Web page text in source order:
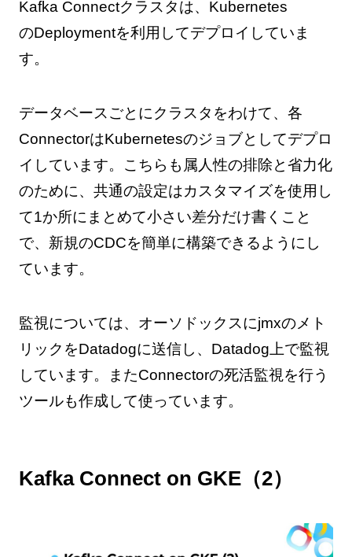
Kafka Connectクラスタは、Kubernetes
のDeploymentを利用してデプロイしていま
す。
データベースごとにクラスタをわけて、各
ConnectorはKubernetesのジョブとしてデプロ
イしています。こちらも属人性の排除と省力化
のために、共通の設定はカスタマイズを使用し
て1か所にまとめて小さい差分だけ書くこと
で、新規のCDCを簡単に構築できるようにし
ています。
監視については、オーソドックスにjmxのメト
リックをDatadogに送信し、Datadog上で監視
しています。またConnectorの死活監視を行う
ツールも作成して使っています。
Kafka Connect on GKE（2）